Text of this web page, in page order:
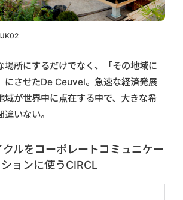
場所にするだけでなく、「その地域に
にさせたDe Ceuvel。急速な経済発展
域が世界中に点在する中で、大きな希
いない。
ルをコーポレートコミュニケー
ションに使うCIRCL